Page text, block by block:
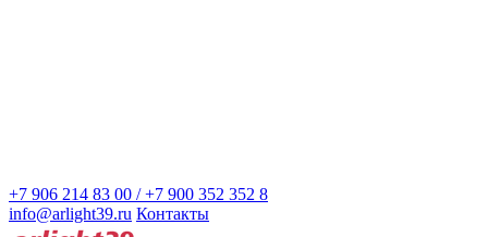
+7 906 214 83 00 / +7 900 352 352 8
info@arlight39.ru Контакты